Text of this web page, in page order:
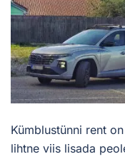
Kümblustünni rent
lihtne viis lisada